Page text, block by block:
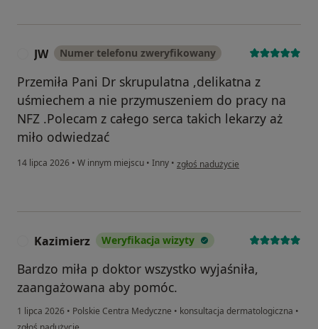
JW Numer telefonu zweryfikowany
Przemiła Pani Dr skrupulatna ,delikatna z
uśmiechem a nie przymuszeniem do pracy na
NFZ .Polecam z całego serca takich lekarzy aż
miło odwiedzać
14 lipca 2026 • W innym miejscu • Inny • w opinii użytkownika JW
zgłoś nadużycie
Kazimierz Weryfikacja wizyty
Bardzo miła p doktor wszystko wyjaśniła,
zaangażowana aby pomóc.
1 lipca 2026 • Polskie Centra Medyczne • konsultacja dermatologiczna •
w opinii użytkownika Kazimierz